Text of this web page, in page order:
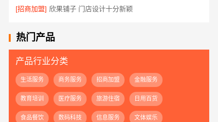
[招商加盟] 欣果铺子 门店设计十分新颖
热门产品
产品行业分类
生活服务 商务服务 招商加盟 金融服务
教育培训 医疗服务 旅游住宿 日用百货
食品餐饮 数码科技 信息服务 文体娱乐